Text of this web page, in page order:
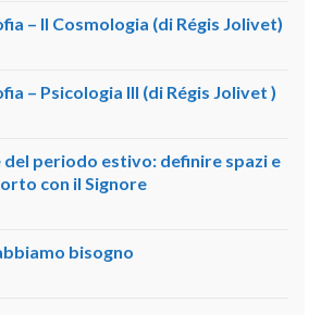
– II Cosmologia (di Régis Jolivet)
– Psicologia III (di Régis Jolivet )
del periodo estivo: definire spazi e
con il Signore
bisogno